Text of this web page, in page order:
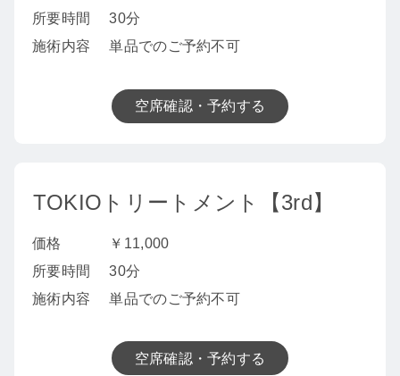
所要時間
30分
施術内容
単品でのご予約不可
空席確認・予約する
TOKIOトリートメント【3rd】
価格
￥11,000
所要時間
30分
施術内容
単品でのご予約不可
空席確認・予約する